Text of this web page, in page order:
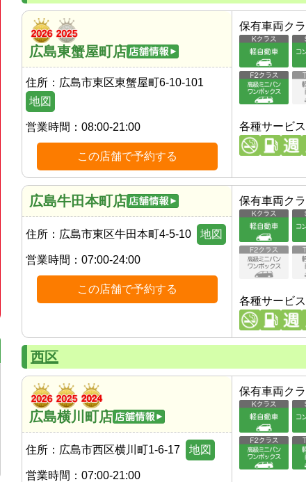
広島東蟹屋町店
住所： 広島市東区東蟹屋町6-10-101
地図
営業時間： 08:00-21:00
この店舗で予約する
保有車両ク
各種サービス
広島牛田本町店
住所： 広島市東区牛田本町4-5-10 地図
営業時間： 07:00-24:00
この店舗で予約する
保有車両ク
各種サービス
西区
広島横川町店
住所： 広島市西区横川町1-6-17 地図
営業時間： 07:00-21:00
保有車両ク